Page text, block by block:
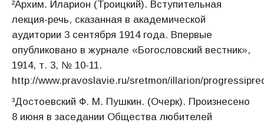
²Архим. Иларион (Троицкий). Вступительная
лекция-речь, сказанная в академической
аудитории 3 сентября 1914 года. Впервые
опубликовано в журнале «Богословский вестник»,
1914, т. 3, № 10-11.
http://www.pravoslavie.ru/sretmon/illarion/
³Достоевский Ф. М. Пушкин. (Очерк). Произнесено
8 июня в заседании Общества любителей